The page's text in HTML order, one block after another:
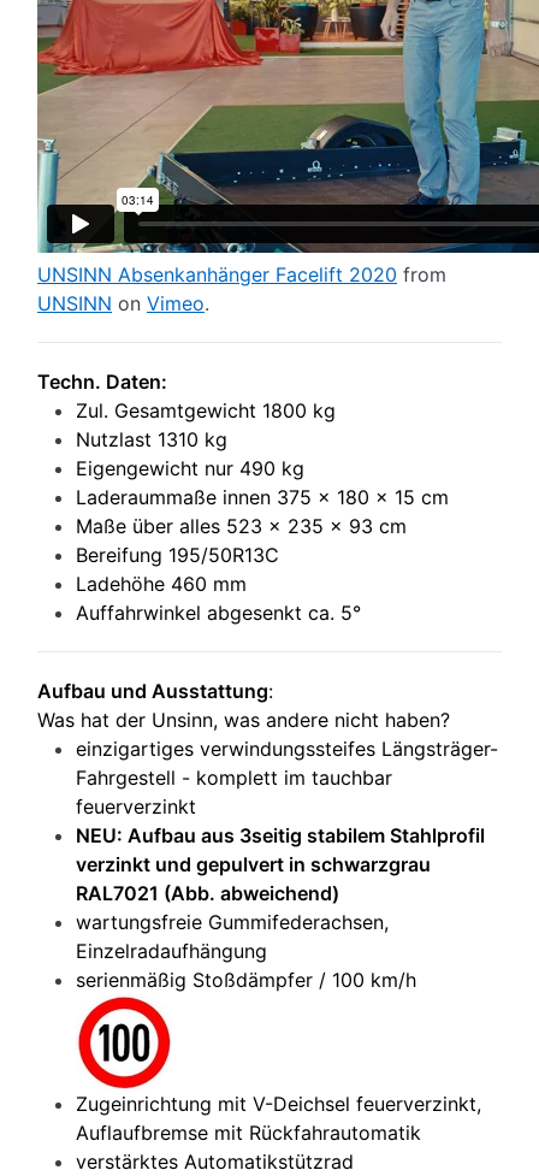
UNSINN Absenkanhänger Facelift 2020 from
UNSINN on Vimeo.
Techn. Daten:
Zul. Gesamtgewicht 1800 kg
Nutzlast 1310 kg
Eigengewicht nur 490 kg
Laderaummaße innen 375 x 180 x 15 cm
Maße über alles 523 x 235 x 93 cm
Bereifung 195/50R13C
Ladehöhe 460 mm
Auffahrwinkel abgesenkt ca. 5°
Aufbau und Ausstattung:
Was hat der Unsinn, was andere nicht haben?
einzigartiges verwindungssteifes Längsträger-
Fahrgestell - komplett im tauchbar
feuerverzinkt
NEU: Aufbau aus 3seitig stabilem Stahlprofil
verzinkt und gepulvert in schwarzgrau
RAL7021 (Abb. abweichend)
wartungsfreie Gummifederachsen,
Einzelradaufhängung
serienmäßig Stoßdämpfer / 100 km/h
Zugeinrichtung mit V-Deichsel feuerverzinkt,
Auflaufbremse mit Rückfahrautomatik
verstärktes Automatikstützrad